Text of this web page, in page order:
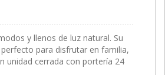
y llenos de luz natural. Su
para disfrutar en familia,
unidad cerrada con portería 24